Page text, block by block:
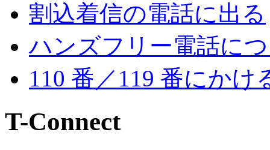
割込着信の電話に出る
ハンズフリー電話に
110 番／119 番にかけ
T-Connect